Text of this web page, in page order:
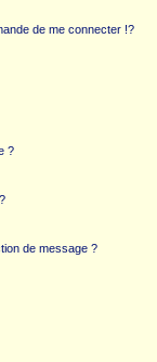
de me connecter !?
?
de message ?